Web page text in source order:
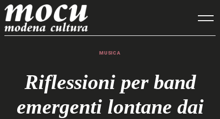
Skip
to
content
MUSICA
Riflessioni per band
emergenti lontane dai